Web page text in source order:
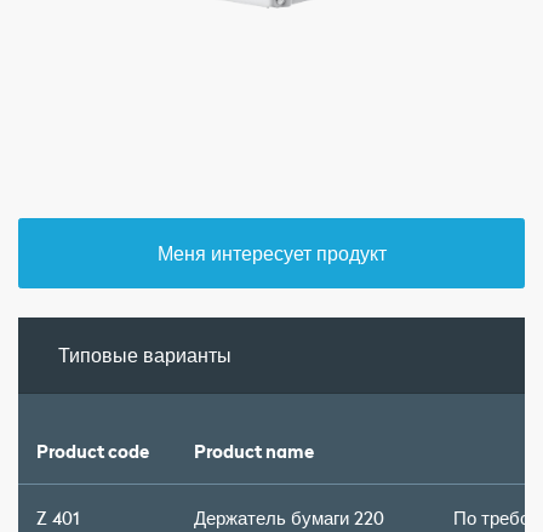
Меня интересует продукт
Типовые варианты
Product code Product name
Z 401
Держатель бумаги 220
По